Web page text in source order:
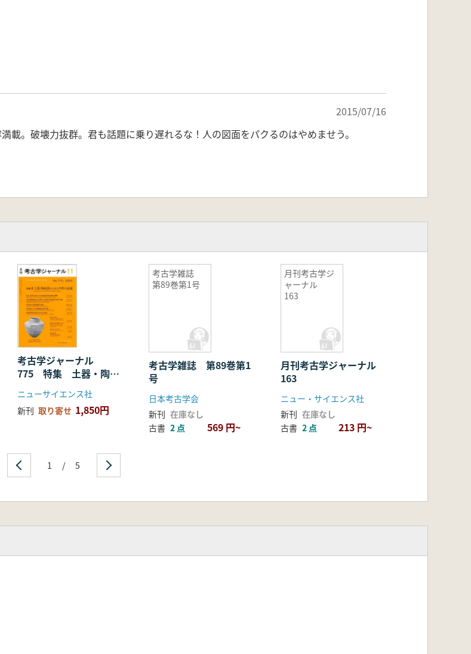
2015/07/16
。破壊力抜群。君も話題に乗り遅れるな！人の図面をパクるのはやめませう。
考古学ジャーナル
775 特集 土器・陶磁
器からみた中世の流通
ニューサイエンス社
新刊 取り寄せ 1,850円
考古学雑誌
第89巻第1号
考古学雑誌 第89巻第1
号
日本考古学会
新刊 在庫なし
古書 2 点 569 円~
月刊考古学ジ
ャーナル
163
月刊考古学ジャーナル
163
ニュー・サイエンス社
新刊 在庫なし
古書 2 点 213 円~
1 / 5